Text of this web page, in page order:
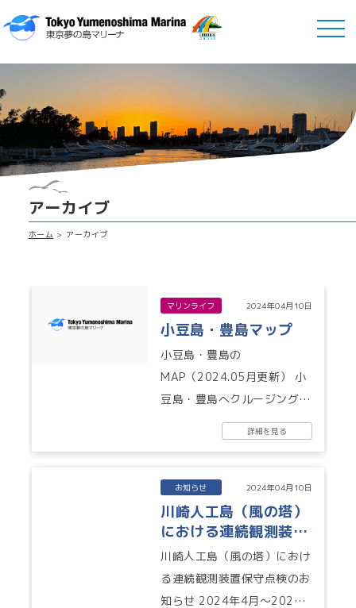
アーカイブ
ホーム アーカイブ
マリンライフ 2024年04月10日
小豆島・豊島マップ
小豆島・豊島の
MAP（2024.05月更新） 小
豆島・豊島へクルージング予
定のみなさま、ぜひご活用く
ださい。 （小豆島町企画財
詳細を見る
お知らせ 2024年04月10日
川崎人工島（風の塔）
における連続観測装置
保守点検のお知らせ
川崎人工島（風の塔）におけ
る連続観測装置保守点検のお
知らせ 2024年4月～2025